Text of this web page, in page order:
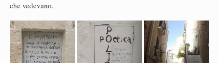
che vedevano.